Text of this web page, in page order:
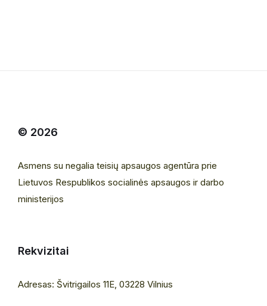
© 2026
Asmens su negalia teisių apsaugos agentūra prie
Lietuvos Respublikos socialinės apsaugos ir darbo
ministerijos
Rekvizitai
Adresas: Švitrigailos 11E, 03228 Vilnius